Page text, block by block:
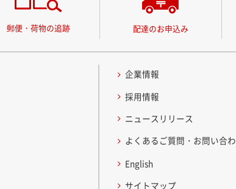
郵便・荷物の追跡 配達のお申込み
企業情報
採用情報
ニュースリリース
よくあるご質問・お問い合
English
サイトマップ